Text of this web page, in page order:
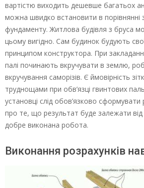
вартістю виходить дешевше багатьох
можна швидко встановити в порівнянні
фундаменту. Житлова будівля з бруса
цьому вигідно. Сам будинок будують
принципом конструктора. При
палі починають вкручувати в землю,
вкручування саморізів. Є ймовірність
труднощами при обв’язці гвинтових
установці слід обов’язково
про те, що результат буде залежати від
добре виконана робота.
Виконання розрахунків